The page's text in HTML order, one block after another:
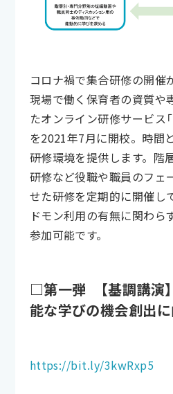
コロナ禍で集合研修の開催
現場で働く保育者の資質や
たオンライン研修サービス
を2021年7月に開校。時間
研修環境を提供します。階
研修など役職や職員のフェ
せた研修を定期的に開催し
ドモン利用の有無に関わら
参加可能です。
□第一弾 【基調講演
能な学びの機会創出
https://bit.ly/3kwRxp5